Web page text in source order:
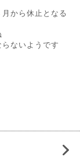
から休止となる
ないようです